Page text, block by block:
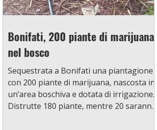
Bonifati, 200 piante di marijuana
nel bosco
Sequestrata a Bonifati una piantagione
con 200 piante di marijuana, nascosta in
un’area boschiva e dotata di irrigazione.
Distrutte 180 piante, mentre 20 saranno